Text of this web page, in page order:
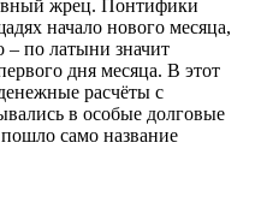
жрец. Понтифики
начало нового месяца,
– по латыни значит
дня месяца. В этот
расчёты с
в особые долговые
само название